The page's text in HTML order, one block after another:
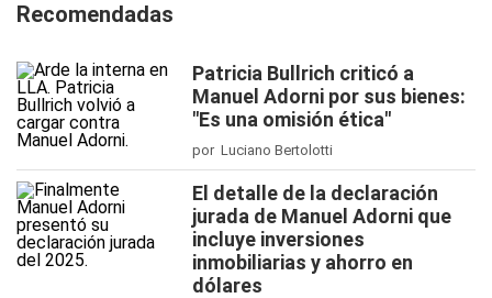
Recomendadas
Patricia Bullrich criticó a
Manuel Adorni por sus bienes:
"Es una omisión ética"
por Luciano Bertolotti
El detalle de la declaración
jurada de Manuel Adorni que
incluye inversiones
inmobiliarias y ahorro en
dólares